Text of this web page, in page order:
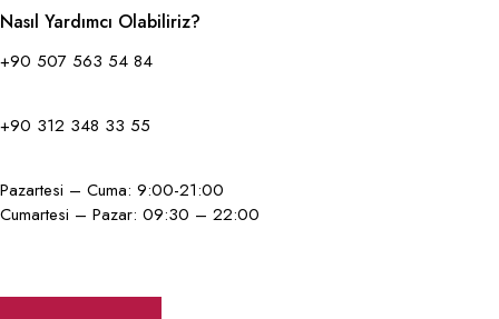
Nasıl Yardımcı Olabiliriz?
+90 507 563 54 84
+90 312 348 33 55
Pazartesi – Cuma: 9:00-21:00
Cumartesi – Pazar: 09:30 – 22:00